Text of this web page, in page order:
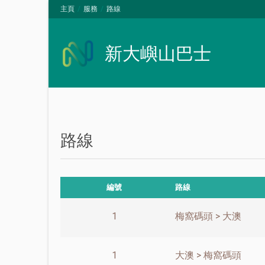
主頁 服務 路線
新大嶼山巴士
路線
編號 路線
1 梅窩碼頭 > 大澳
1 大澳 > 梅窩碼頭